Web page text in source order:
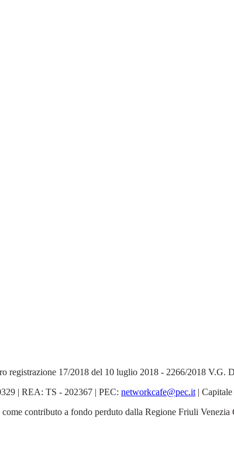
registrazione 17/2018 del 10 luglio 2018 - 2266/2018 V.G.
| REA: TS - 202367 | PEC: networkcafe@pec.it |
contributo a fondo perduto dalla Regione Friuli Venezia